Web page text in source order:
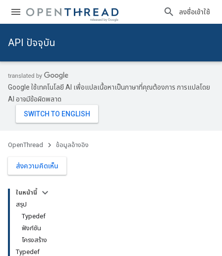
ลงชื่อเข้าใช้
API ปัจจุบัน
Google ใช้เทคโนโลยี AI เพื่อแปลเนื้อหาเป็นภาษาที่คุณต้องการ การแปลโดย
AI อาจมีข้อผิดพลาด
OpenThread ข้อมูลอ้างอิง
ส่งความคิดเห็น
ในหน้านี้
สรุป
Typedef
ฟังก์ชัน
โครงสร้าง
Typedef